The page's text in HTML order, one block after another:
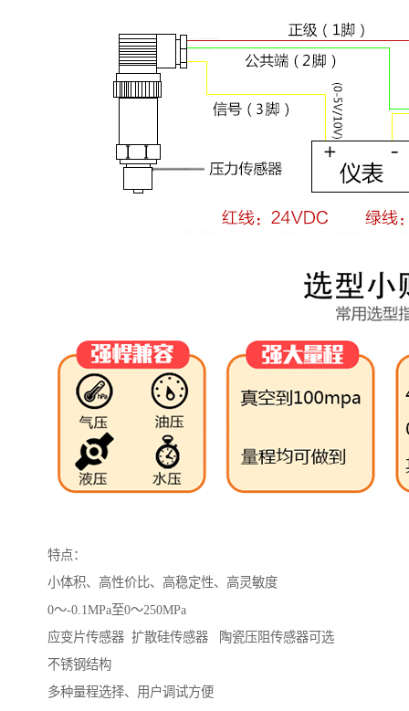
特点：
小体积、高性价比、高稳定性、高灵敏度
0～-0.1MPa至0～250MPa
应变片传感器 扩散硅传感器 陶瓷压阻传感器可选
不锈钢结构
多种量程选择、用户调试方便